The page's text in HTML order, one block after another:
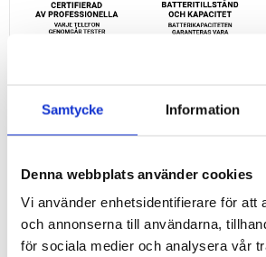
Samtycke Information
Denna webbplats använder cookies
Vi använder enhetsidentifierare för att
och annonserna till användarna,
för sociala medier och analysera vår
Specifikationer:
Allmänt
- CPU: Octa-core
- GPU: Adreno 830
- Minne: 16 GB RAM
Huvudenhet
- Vikt: 219 g